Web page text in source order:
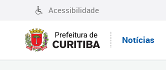
Acessibilidade
Notícias